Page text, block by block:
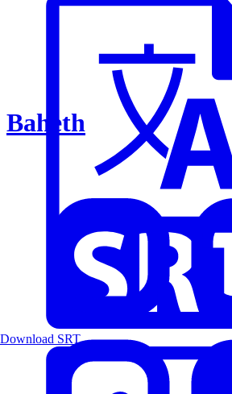
Baheth
Download SRT